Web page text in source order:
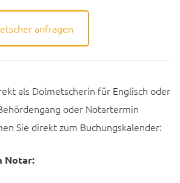
anfragen
als Dolmetscherin für Englisch oder
oder Notartermin
Sie direkt zum Buchungskalender:
Notar: